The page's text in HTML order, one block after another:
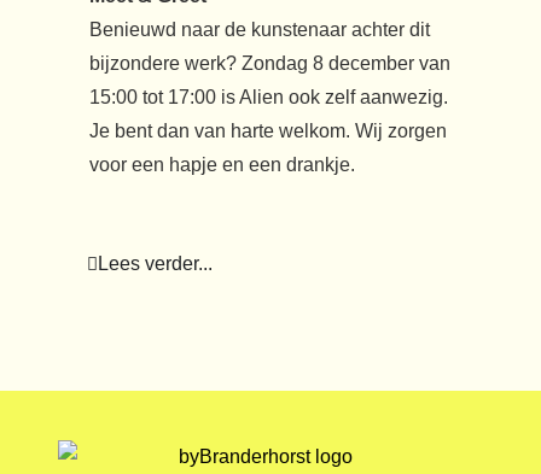
Benieuwd naar de kunstenaar achter dit
bijzondere werk? Zondag 8 december van
15:00 tot 17:00 is Alien ook zelf aanwezig.
Je bent dan van harte welkom. Wij zorgen
voor een hapje en een drankje.
Lees verder...